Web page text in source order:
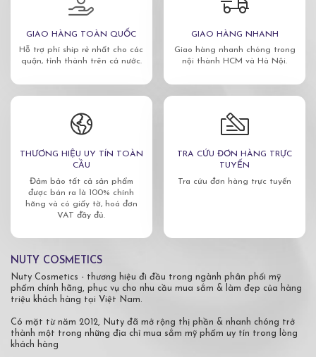
GIAO HÀNG TOÀN QUỐC
Hỗ trợ phí ship rẻ nhất cho các
quận, tỉnh thành trên cả nước.
GIAO HÀNG NHANH
Giao hàng nhanh chóng trong
nội thành HCM và Hà Nội.
THƯƠNG HIỆU UY TÍN TOÀN
CẦU
Đảm bảo tất cả sản phẩm
được bán ra là 100% chính
hãng và có giấy tờ, hoá đơn
VAT đầy đủ.
TRA CỨU ĐƠN HÀNG TRỰC
TUYẾN
Tra cứu đơn hàng trực tuyến
NUTY COSMETICS
Nuty Cosmetics - thương hiệu đi đầu trong ngành phân phối mỹ
phẩm chính hãng, phục vụ cho nhu cầu mua sắm & làm đẹp của hàng
triệu khách hàng tại Việt Nam.
Có mặt từ năm 2012, Nuty đã mở rộng thị phần & nhanh chóng trở
thành một trong những địa chỉ mua sắm mỹ phẩm uy tín trong lòng
khách hàng